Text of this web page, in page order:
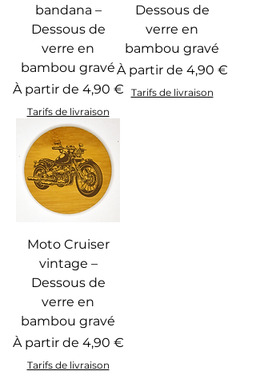
bandana –
Dessous de
verre en
bambou gravé
À partir de 4,90 €
Prix promotionnel
Tarifs de livraison
Dessous de
verre en
bambou gravé
À partir de 4,90 €
Prix promotionnel
Tarifs de livraison
Moto Cruiser
vintage –
Dessous de
verre en
bambou gravé
À partir de 4,90 €
Prix promotionnel
Tarifs de livraison